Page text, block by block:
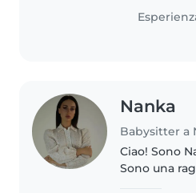
figli a scuola
loro dopo
Nanka
Babysitter a
Ciao! Sono
Sono una